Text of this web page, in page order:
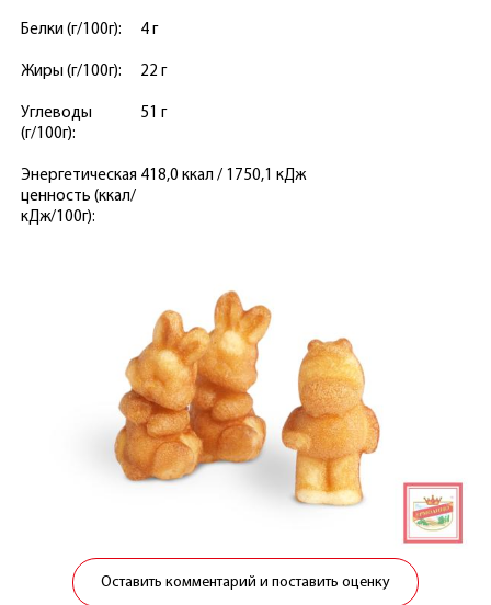
Белки (г/100г): 4 г
Жиры (г/100г): 22 г
Углеводы
(г/100г):
51 г
Энергетическая
ценность (ккал/
кДж/100г):
418,0 ккал / 1750,1 кДж
Оставить комментарий и поставить оценку